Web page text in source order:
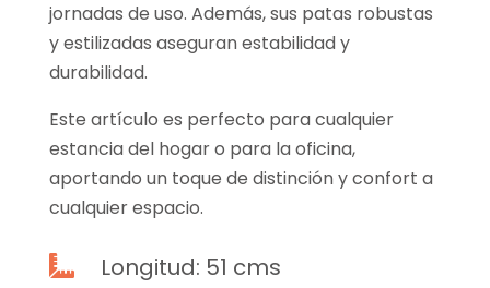
jornadas de uso. Además, sus patas robustas
y estilizadas aseguran estabilidad y
durabilidad.
Este artículo es perfecto para cualquier
estancia del hogar o para la oficina,
aportando un toque de distinción y confort a
cualquier espacio.
 Longitud: 51 cms